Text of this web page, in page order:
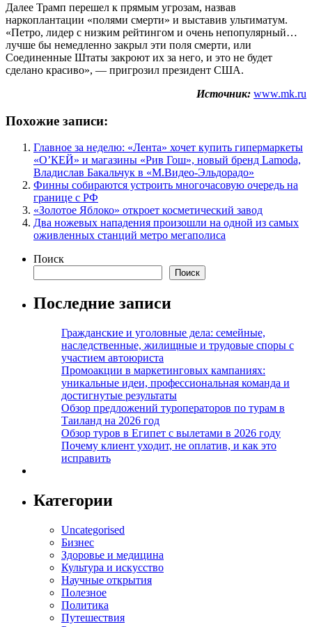
Далее Трамп перешел к прямым угрозам, назвав
наркоплантации «полями смерти» и выставив ультиматум.
«Петро, лидер с низким рейтингом и очень непопулярный…
лучше бы немедленно закрыл эти поля смерти, или
Соединенные Штаты закроют их за него, и это не будет
сделано красиво», — пригрозил президент США.
Источник: www.mk.ru
Похожие записи:
Главное за неделю: «Лента» хочет купить гипермаркеты
«О’КЕЙ» и магазины «Рив Гош», новый бренд Lamoda,
Владислав Бакальчук в «М.Видео-Эльдорадо»
Финны собираются устроить многочасовую очередь на
границе с РФ
«Золотое Яблоко» откроет косметический завод
Два ножевых нападения произошли на одной из самых
оживленных станций метро мегаполиса
Поиск
Поиск
Последние записи
Гражданские и уголовные дела: семейные,
наследственные, жилищные и трудовые споры с
участием автоюриста
Промоакции в маркетинговых кампаниях:
уникальные идеи, профессиональная команда и
достигнутые результаты
Обзор предложений туроператоров по турам в
Таиланд на 2026 год
Обзор туров в Египет с вылетами в 2026 году
Почему клиент уходит, не оплатив, и как это
исправить
Категории
Uncategorised
Бизнес
Здоровье и медицина
Культура и искусство
Научные открытия
Полезное
Политика
Путешествия